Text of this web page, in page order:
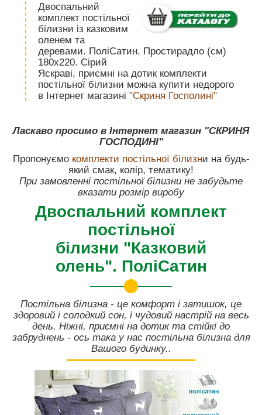
Двоспальний
комплект постільної
білизни із казковим
оленем та
деревами. ПоліСатин. Простирадло (см)
180х220. Сірий
Яскраві, приємні на дотик комплекти
постільної білизни можна купити недорого
в Інтернет магазині "Скриня Госполині"
Ласкаво просимо в Інтернет магазин "СКРИНЯ
ГОСПОДИНІ"
Пропонуємо комплекти постільної білизни на будь-
який смак, колір, тематику!
При замовленні постільної білизни не забудьте
вказати розмір виробу
Двоспальний комплект
постільної
білизни "Казковий
олень". ПоліСатин
Постільна білизна - це комфорт і затишок, це
здоровий і солодкий сон, і чудовий настрій на весь
день. Ніжні, приємні на дотик та стійкі до
забруднень - ось така у нас постільна білизна для
Вашого будинку..